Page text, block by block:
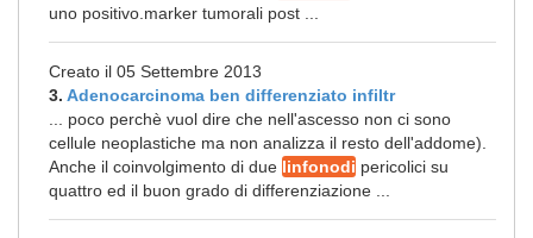
uno positivo.marker tumorali post ...
Creato il 05 Settembre 2013
3. Adenocarcinoma ben differenziato infiltr
... poco perchè vuol dire che nell'ascesso non ci sono
cellule neoplastiche ma non analizza il resto dell'addome).
Anche il coinvolgimento di due linfonodi pericolici su
quattro ed il buon grado di differenziazione ...